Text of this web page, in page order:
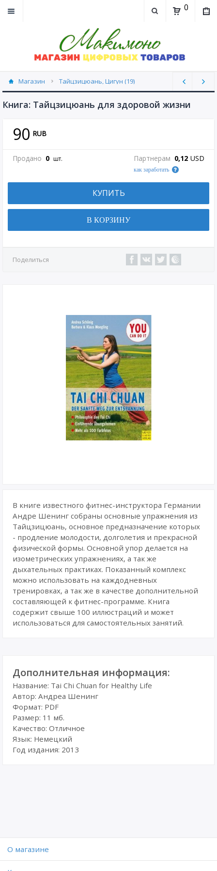
0
Магазин Тайцзицюань, Цигун (19)
Книга: Тайцзицюань для здоровой жизни
90 RUB
Продано 0 шт. Партнерам 0,12 USD
как заработать
КУПИТЬ
В КОРЗИНУ
Поделиться
В книге известного фитнес-инструктора Германии
Андре Шенинг собраны основные упражнения из
Тайцзицюань, основное предназначение которых
- продление молодости, долголетия и прекрасной
физической формы. Основной упор делается на
изометрических упражнениях, а так же
дыхательных практиках. Показанный комплекс
можно использовать на каждодневных
тренировках, а так же в качестве дополнительной
составляющей к фитнес-программе. Книга
содержит свыше 100 иллюстраций и может
использоваться для самостоятельных занятий.
Дополнительная информация:
Название: Tai Chi Chuan for Healthy Life
Автор: Андреа Шенинг
Формат: PDF
Размер: 11 мб.
Качество: Отличное
Язык: Немецкий
Год издания: 2013
O магазине